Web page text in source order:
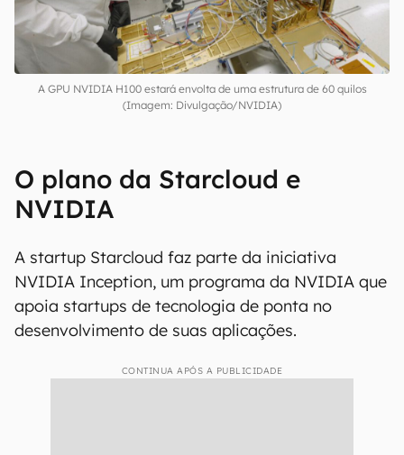
A GPU NVIDIA H100 estará envolta de uma estrutura de 60 quilos
(Imagem: Divulgação/NVIDIA)
O plano da Starcloud e
NVIDIA
A startup Starcloud faz parte da iniciativa
NVIDIA Inception, um programa da NVIDIA que
apoia startups de tecnologia de ponta no
desenvolvimento de suas aplicações.
CONTINUA APÓS A PUBLICIDADE